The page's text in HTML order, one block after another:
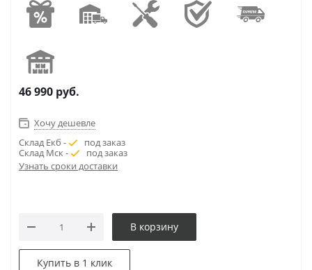
46 990 руб.
Хочу дешевле
Склад Екб -
под заказ
Склад Мск -
под заказ
Узнать сроки доставки
В корзину
Купить в 1 клик